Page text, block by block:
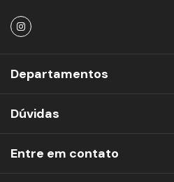
Departamentos
Dúvidas
Entre em contato